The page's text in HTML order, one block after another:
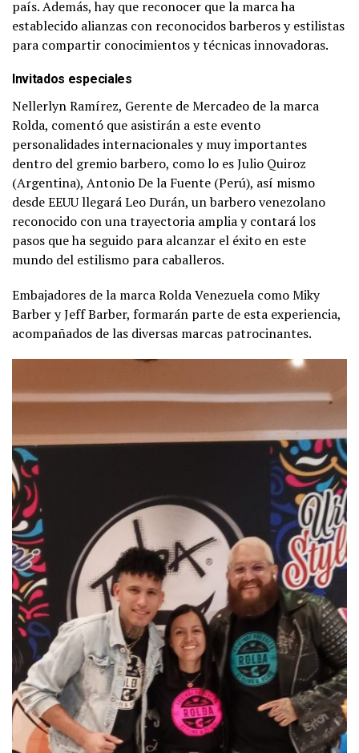
país. Además, hay que reconocer que la marca ha
establecido alianzas con reconocidos barberos y estilistas
para compartir conocimientos y técnicas innovadoras.
Invitados especiales
Nellerlyn Ramírez, Gerente de Mercadeo de la marca
Rolda, comentó que asistirán a este evento
personalidades internacionales y muy importantes
dentro del gremio barbero, como lo es Julio Quiroz
(Argentina), Antonio De la Fuente (Perú), así mismo
desde EEUU llegará Leo Durán, un barbero venezolano
reconocido con una trayectoria amplia y contará los
pasos que ha seguido para alcanzar el éxito en este
mundo del estilismo para caballeros.
Embajadores de la marca Rolda Venezuela como Miky
Barber y Jeff Barber, formarán parte de esta experiencia,
acompañados de las diversas marcas patrocinantes.